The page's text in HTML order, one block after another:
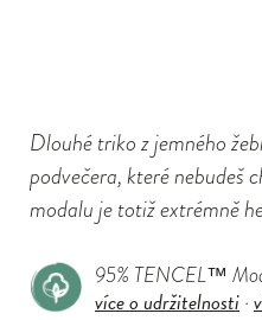
Dlouhé triko z jemného
podvečera, které nebudeš
modalu je totiž extrémně
95% TENCEL™
více o udržitelnosti ·